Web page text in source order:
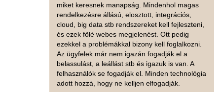
miket keresnek manapság. Mindenhol magas
rendelkezésre állású, elosztott, integrációs,
cloud, big data stb rendszereket kell fejleszteni,
és ezek fölé webes megjelenést. Ott pedig
ezekkel a problémákkal bizony kell foglalkozni.
Az ügyfelek már nem igazán fogadják el a
belassulást, a leállást stb és igazuk is van. A
felhasználók se fogadják el. Minden technológia
adott hozzá, hogy ne kelljen elfogadják.